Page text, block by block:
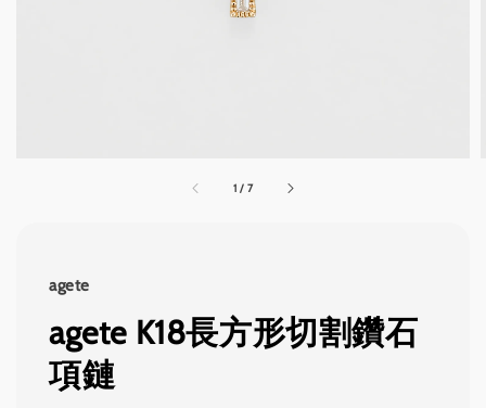
1 / 7
agete
agete K18長方形切割鑽石
項鏈